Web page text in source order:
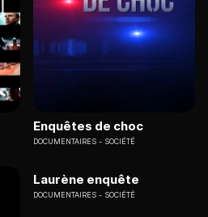
Enquêtes de choc
DOCUMENTAIRES SOCIÉTÉ
Laurène enquête
DOCUMENTAIRES SOCIÉTÉ